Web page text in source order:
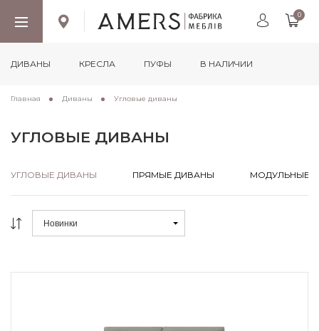
0
ДИВАНЫ КРЕСЛА ПУФЫ В НАЛИЧИИ
Главная Диваны Угловые диваны
УГЛОВЫЕ ДИВАНЫ
УГЛОВЫЕ ДИВАНЫ
ПРЯМЫЕ ДИВАНЫ
МОДУЛЬНЫЕ
Новинки